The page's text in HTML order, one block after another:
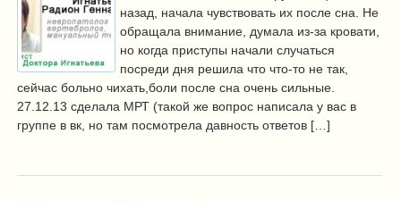
назад, начала чувствовать их после сна. Не
обращала внимание, думала из-за кровати,
но когда приступы начали случаться
посреди дня решила что что-то не так,
сейчас больно чихать,боли после сна очень сильные.
27.12.13 сделала МРТ (такой же вопрос написала у вас в
группе в вк, но там посмотрела давность ответов […]